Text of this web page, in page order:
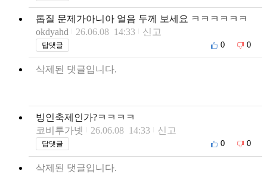
톱질 문제가아니아 얼음 두께 보세요 ㅋㅋㅋㅋㅋㅋ
okdyahd
26.06.08 14:33 신고
답댓글 0 0
삭제된 댓글입니다.
빙인축제인가?ㅋㅋㅋㅋ
코비투가넷
26.06.08 14:33 신고
답댓글 0 0
삭제된 댓글입니다.